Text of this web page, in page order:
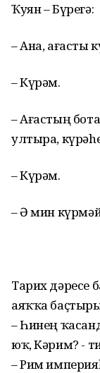
Ҡуян – Бүрегә:
– Ана, ағасты
– Күрәм.
– Ағастың
ултыра,
– Күрәм.
– Ә мин
Тарих дәресе
аяҡҡа
– Һинең
юҡ, Кәрим? -
– Рим